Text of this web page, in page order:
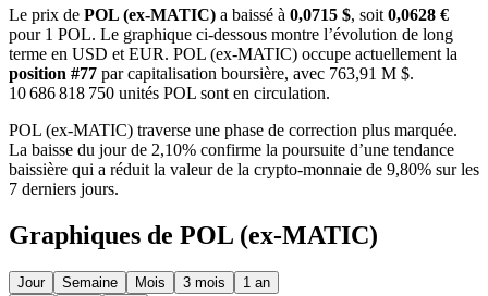
Le prix de POL (ex-MATIC) a baissé à 0,0715 $, soit 0,0628 €
pour 1 POL. Le graphique ci-dessous montre l’évolution de long
terme en USD et EUR. POL (ex-MATIC) occupe actuellement la
position #77 par capitalisation boursière, avec 763,91 M $.
10 686 818 750 unités POL sont en circulation.
POL (ex-MATIC) traverse une phase de correction plus marquée.
La baisse du jour de 2,10% confirme la poursuite d’une tendance
baissière qui a réduit la valeur de la crypto-monnaie de 9,80% sur les
7 derniers jours.
Graphiques de POL (ex-MATIC)
Jour Semaine Mois 3 mois
1 an